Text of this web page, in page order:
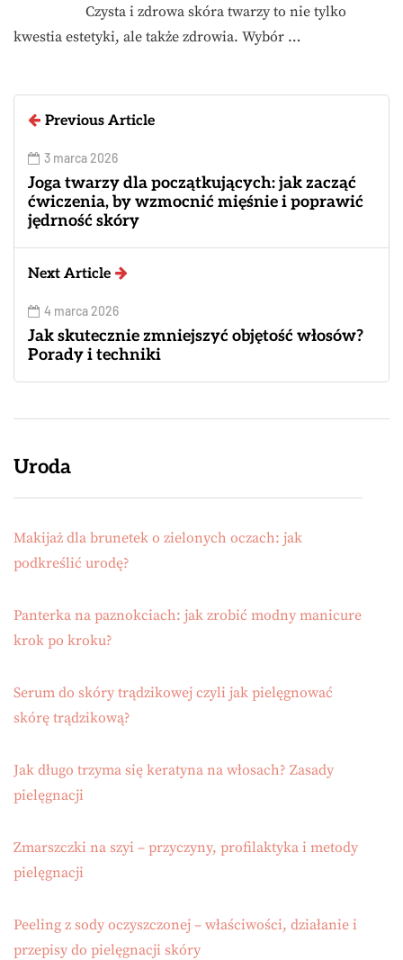
Czysta i zdrowa skóra twarzy to nie tylko
kwestia estetyki, ale także zdrowia. Wybór …
Previous Article
3 marca 2026
Joga twarzy dla początkujących: jak zacząć
ćwiczenia, by wzmocnić mięśnie i poprawić
jędrność skóry
Next Article
4 marca 2026
Jak skutecznie zmniejszyć objętość włosów?
Porady i techniki
Uroda
Makijaż dla brunetek o zielonych oczach: jak
podkreślić urodę?
Panterka na paznokciach: jak zrobić modny manicure
krok po kroku?
Serum do skóry trądzikowej czyli jak pielęgnować
skórę trądzikową?
Jak długo trzyma się keratyna na włosach? Zasady
pielęgnacji
Zmarszczki na szyi – przyczyny, profilaktyka i metody
pielęgnacji
Peeling z sody oczyszczonej – właściwości, działanie i
przepisy do pielęgnacji skóry